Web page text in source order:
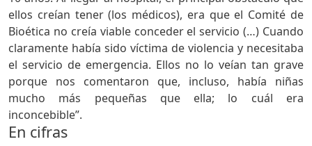
ellos creían tener (los médicos), era que el Comité de
Bioética no creía viable conceder el servicio (…) Cuando
claramente había sido víctima de violencia y necesitaba
el servicio de emergencia. Ellos no lo veían tan grave
porque nos comentaron que, incluso, había niñas
mucho más pequeñas que ella; lo cuál era
inconcebible”.
En cifras